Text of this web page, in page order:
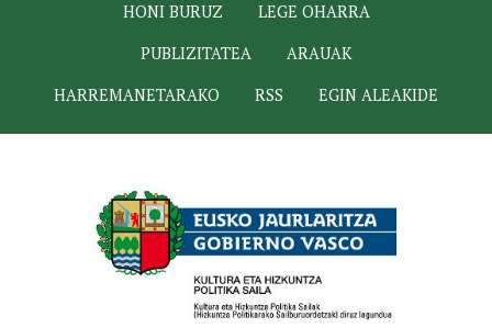
HONI BURUZ
LEGE OHARRA
PUBLIZITATEA
ARAUAK
HARREMANETARAKO
RSS EGIN ALEAKIDE